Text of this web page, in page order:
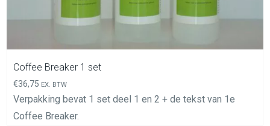
Coffee Breaker 1 set
€36,75 EX. BTW
Verpakking bevat 1 set deel 1 en 2 + de tekst van 1e
Coffee Breaker.